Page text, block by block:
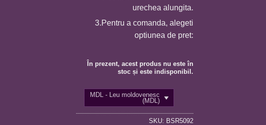
urechea alungita.
3.Pentru a comanda, alegeti
optiunea de pret:
În prezent, acest produs nu este în
stoc și este indisponibil.
MDL - Leu moldovenesc
(MDL)
SKU: BSR5092